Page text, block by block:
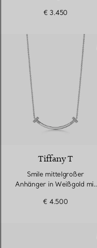
€ 3.450
Tiffany T
Smile mittelgroßer
Anhänger in Weißgold mit
€ 4.500